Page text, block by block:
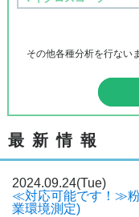
その他各種分析を行ない
最新情報
2024.09.24(Tue)
≪対応可能です！≫粉
業環境測定)